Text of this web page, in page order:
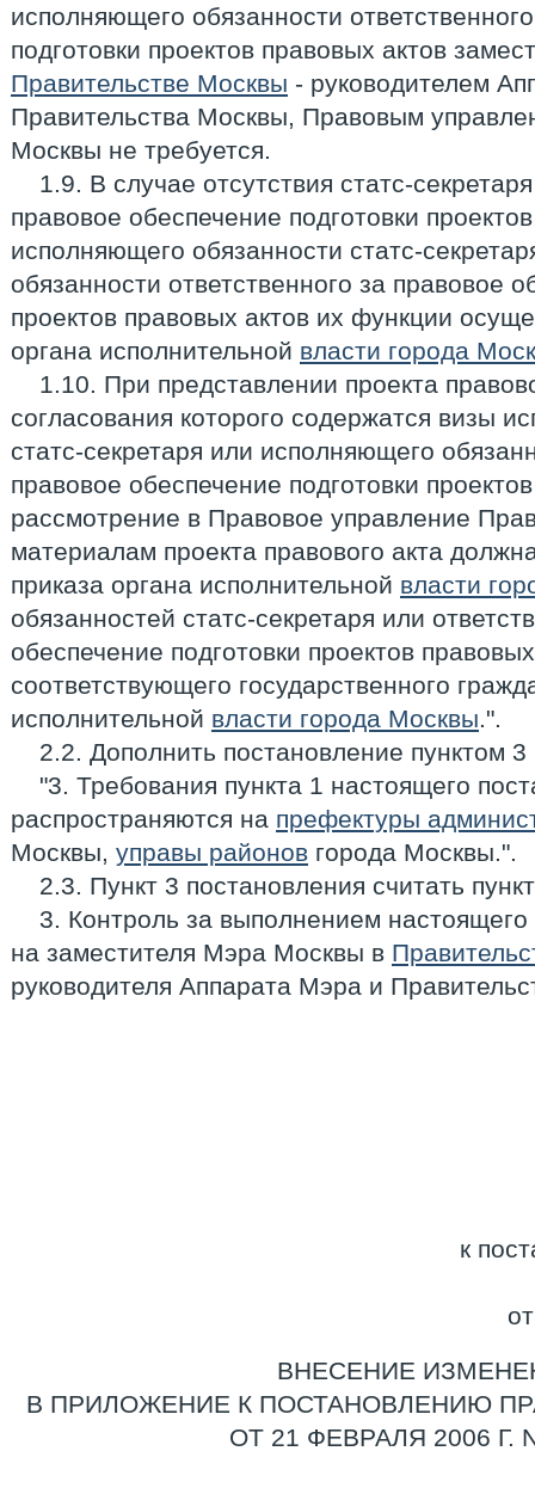
исполняющего обязанности
подготовки проектов правовых актов
Правительстве Москвы - руководителем
Правительства Москвы, Правовым
Москвы не требуется.
1.9. В случае отсутствия статс-
правовое обеспечение подготовки
исполняющего обязанности статс-
обязанности ответственного за правовое
проектов правовых актов их функции
органа исполнительной власти города
1.10. При представлении проекта
согласования которого содержатся визы
статс-секретаря или исполняющего
правовое обеспечение подготовки
рассмотрение в Правовое управление
материалам проекта правового акта
приказа органа исполнительной власти
обязанностей статс-секретаря или
обеспечение подготовки проектов
соответствующего государственного
исполнительной власти города Москвы.".
2.2. Дополнить постановление пунктом
"3. Требования пункта 1 настоящего
распространяются на префектуры
Москвы, управы районов города Москвы.".
2.3. Пункт 3 постановления считать
3. Контроль за выполнением
на заместителя Мэра Москвы в
руководителя Аппарата Мэра и
к
ВНЕСЕНИЕ
В ПРИЛОЖЕНИЕ К ПОСТАНОВЛЕНИЮ
ОТ 21 ФЕВРАЛЯ 2006 Г.